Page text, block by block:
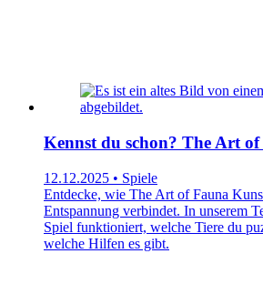
Kennst du schon? The Art
12.12.2025 • Spiele
Entdecke, wie The Art of Fauna
Entspannung verbindet. In unserem
Spiel funktioniert, welche Tiere du
welche Hilfen es gibt.